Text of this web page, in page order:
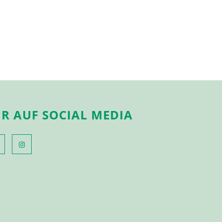
AUF SOCIAL MEDIA